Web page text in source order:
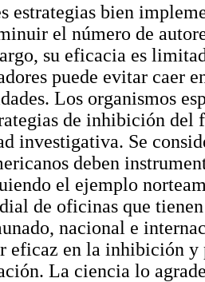
estrategias bien
el número de
su eficacia es
puede evitar caer
Los organismos
de inhibición del
investigativa. Se
deben
el ejemplo
de oficinas que
nacional e
eficaz en la inhibición y
La ciencia lo